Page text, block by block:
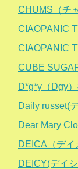
CHUMS（チ
CIAOPANIC
CIAOPANIC
CUBE
D*g*y（Dgy
Daily russet(
Dear Mary
DEICA（デ
DEICY(デイ